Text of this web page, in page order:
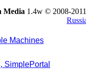
Media 1.4w © 2008-
Machines
SimplePortal